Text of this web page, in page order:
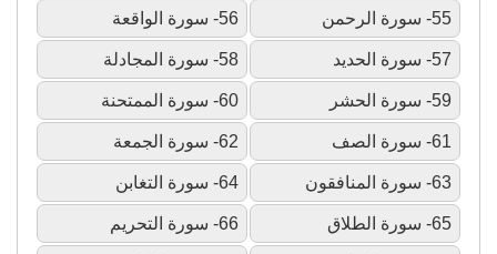
55- سورة الرحمن 56- سورة الواقعة
57- سورة الحديد 58- سورة المجادلة
59- سورة الحشر 60- سورة الممتحنة
61- سورة الصف 62- سورة الجمعة
63- سورة المنافقون 64- سورة التغابن
65- سورة الطلاق 66- سورة التحريم